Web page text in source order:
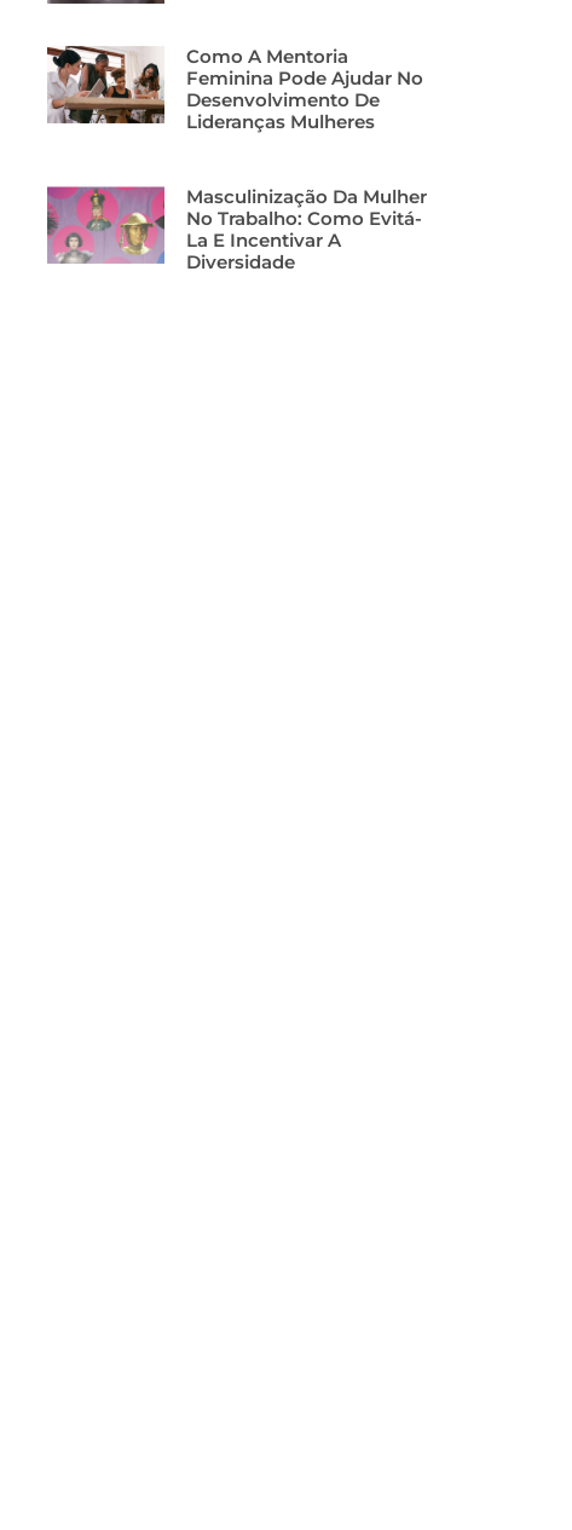
Como A Mentoria
Feminina Pode Ajudar No
Desenvolvimento De
Lideranças Mulheres
Masculinização Da Mulher
No Trabalho: Como Evitá-
La E Incentivar A
Diversidade